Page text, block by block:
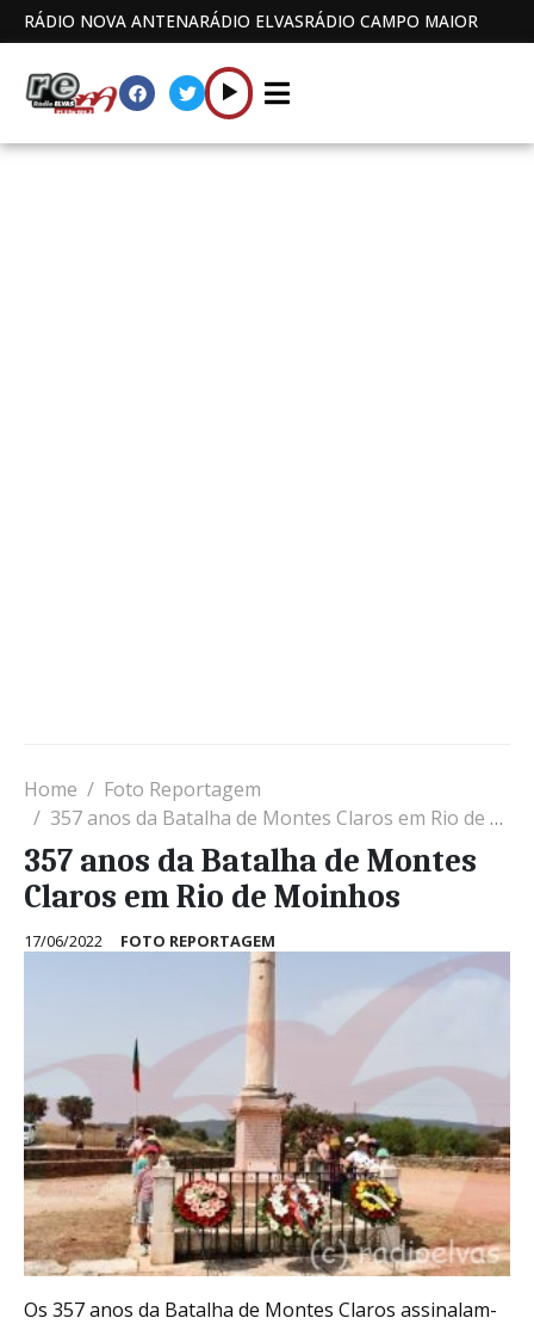
RÁDIO NOVA ANTENARÁDIO ELVASRÁDIO CAMPO MAIOR
Home
Foto Reportagem
357 anos da Batalha de Montes Claros em Rio de Moinhos
357 anos da Batalha de Montes
Claros em Rio de Moinhos
17/06/2022 FOTO REPORTAGEM
Os 357 anos da Batalha de Montes Claros assinalam-